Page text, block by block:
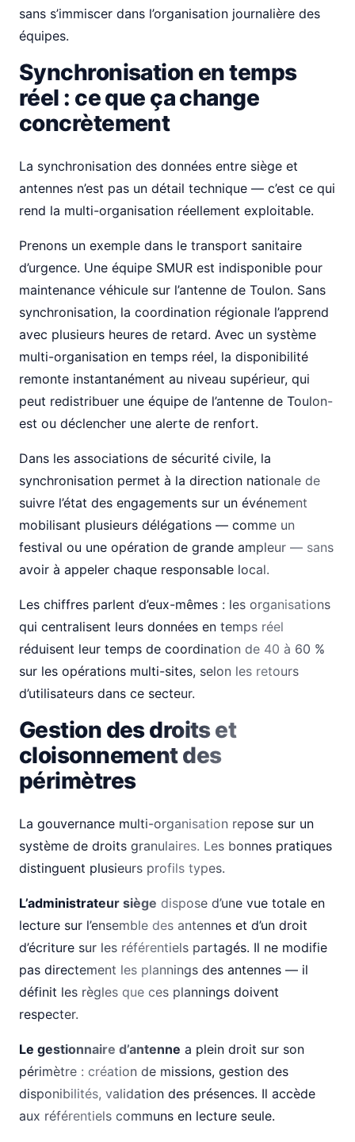
sans s’immiscer dans l’organisation journalière des
équipes.
Synchronisation en temps
réel : ce que ça change
concrètement
La synchronisation des données entre siège et
antennes n’est pas un détail technique — c’est ce qui
rend la multi-organisation réellement exploitable.
Prenons un exemple dans le transport sanitaire
d’urgence. Une équipe SMUR est indisponible pour
maintenance véhicule sur l’antenne de Toulon. Sans
synchronisation, la coordination régionale l’apprend
avec plusieurs heures de retard. Avec un système
multi-organisation en temps réel, la disponibilité
remonte instantanément au niveau supérieur, qui
peut redistribuer une équipe de l’antenne de Toulon-
est ou déclencher une alerte de renfort.
Dans les associations de sécurité civile, la
synchronisation permet à la direction nationale de
suivre l’état des engagements sur un événement
mobilisant plusieurs délégations — comme un
festival ou une opération de grande ampleur — sans
avoir à appeler chaque responsable local.
Les chiffres parlent d’eux-mêmes : les organisations
qui centralisent leurs données en temps réel
réduisent leur temps de coordination de 40 à 60 %
sur les opérations multi-sites, selon les retours
d’utilisateurs dans ce secteur.
Gestion des droits et
cloisonnement des
périmètres
La gouvernance multi-organisation repose sur un
système de droits granulaires. Les bonnes pratiques
distinguent plusieurs profils types.
L’administrateur siège dispose d’une vue totale en
lecture sur l’ensemble des antennes et d’un droit
d’écriture sur les référentiels partagés. Il ne modifie
pas directement les plannings des antennes — il
définit les règles que ces plannings doivent
respecter.
Le gestionnaire d’antenne a plein droit sur son
périmètre : création de missions, gestion des
disponibilités, validation des présences. Il accède
aux référentiels communs en lecture seule.